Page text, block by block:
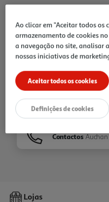
Ir para Homepage
Contactos Auchan
Lojas
Ao clicar em "Aceitar todos os
armazenamento de cookies
a navegação no site, analisar
nossas iniciativas de
Aceitar todos os cookies
Definições de cookies